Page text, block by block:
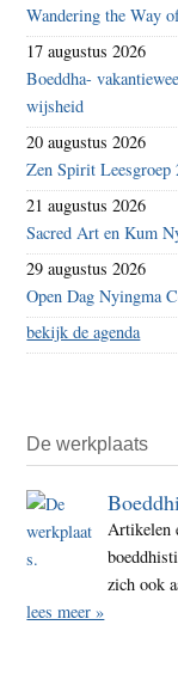
Wandering the Way
17 augustus 2026
Boeddha-
wijsheid
20 augustus 2026
Zen Spirit Leesgroep
21 augustus 2026
Sacred Art en Kum
29 augustus 2026
Open Dag Nyingma
bekijk de agenda
De werkplaats
Artikelen
zich ook
lees meer »